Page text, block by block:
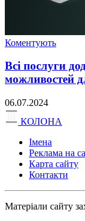
Коментують
Всі послуги
можливостей
06.07.2024
КОЛОНА
Імена
Реклама на
Карта сайту
Контакти
Матеріали сайту